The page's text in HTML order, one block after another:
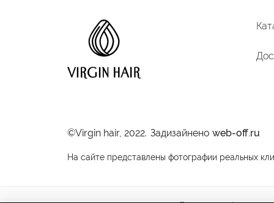
©Virgin hair, 2022. Задизайненоweb-off.ru
На сайте представлены фотографии реальных